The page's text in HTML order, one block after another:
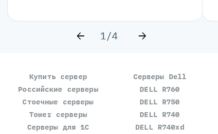
1/4
Купить сервер
Российские серверы
Стоечные серверы
Tower серверы
Серверы для 1С
Серверы Dell
DELL R760
DELL R750
DELL R740
DELL R740xd